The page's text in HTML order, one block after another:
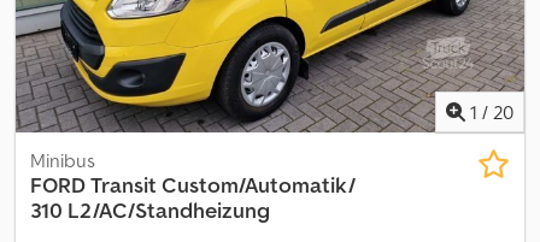
1 / 20
Minibus
FORDTransit Custom/Automatik/
310 L2/AC/Standheizung